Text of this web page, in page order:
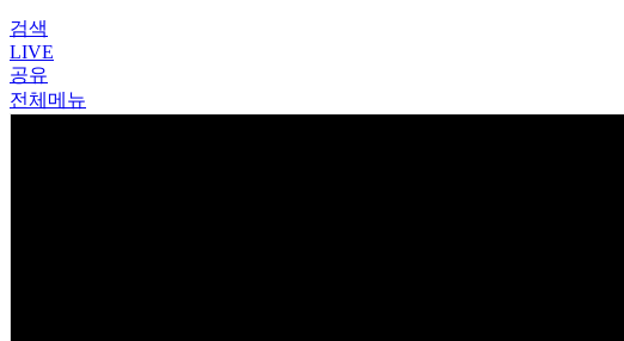
검색
LIVE
공유
전체메뉴